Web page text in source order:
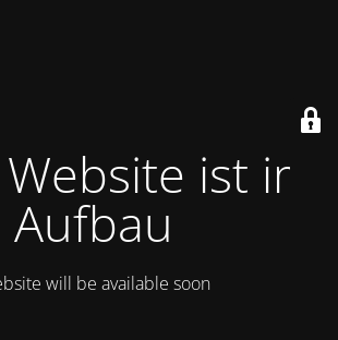
ist im
Aufbau
will be available soon